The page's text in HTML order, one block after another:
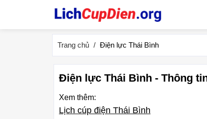
Trang chủ Điện lực Thái Bình
Điện lực Thái Bình - Thông
Xem thêm:
Lịch cúp điện Thái Bình